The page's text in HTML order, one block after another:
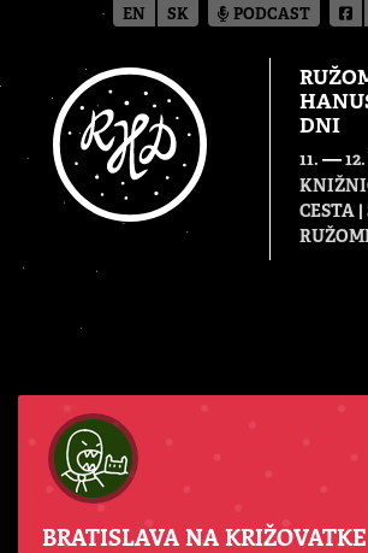
DNI
11. —
CESTA |
BRATISLAVA NA KRIŽOVATKE
EN SK PODCAST